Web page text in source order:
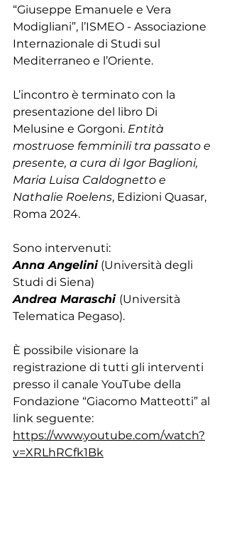
“Giuseppe Emanuele e Vera
Modigliani”, l’ISMEO - Associazione
Internazionale di Studi sul
Mediterraneo e l’Oriente.
L’incontro è terminato con la
presentazione del libro Di
Melusine e Gorgoni. Entità
mostruose femminili tra passato e
presente, a cura di Igor Baglioni,
Maria Luisa Caldognetto e
Nathalie Roelens, Edizioni Quasar,
Roma 2024.
Sono intervenuti:
Anna Angelini (Università degli
Studi di Siena)
Andrea Maraschi (Università
Telematica Pegaso).
È possibile visionare la
registrazione di tutti gli interventi
presso il canale YouTube della
Fondazione “Giacomo Matteotti” al
link seguente:
https://www.youtube.com/watch?
v=XRLhRCfk1Bk